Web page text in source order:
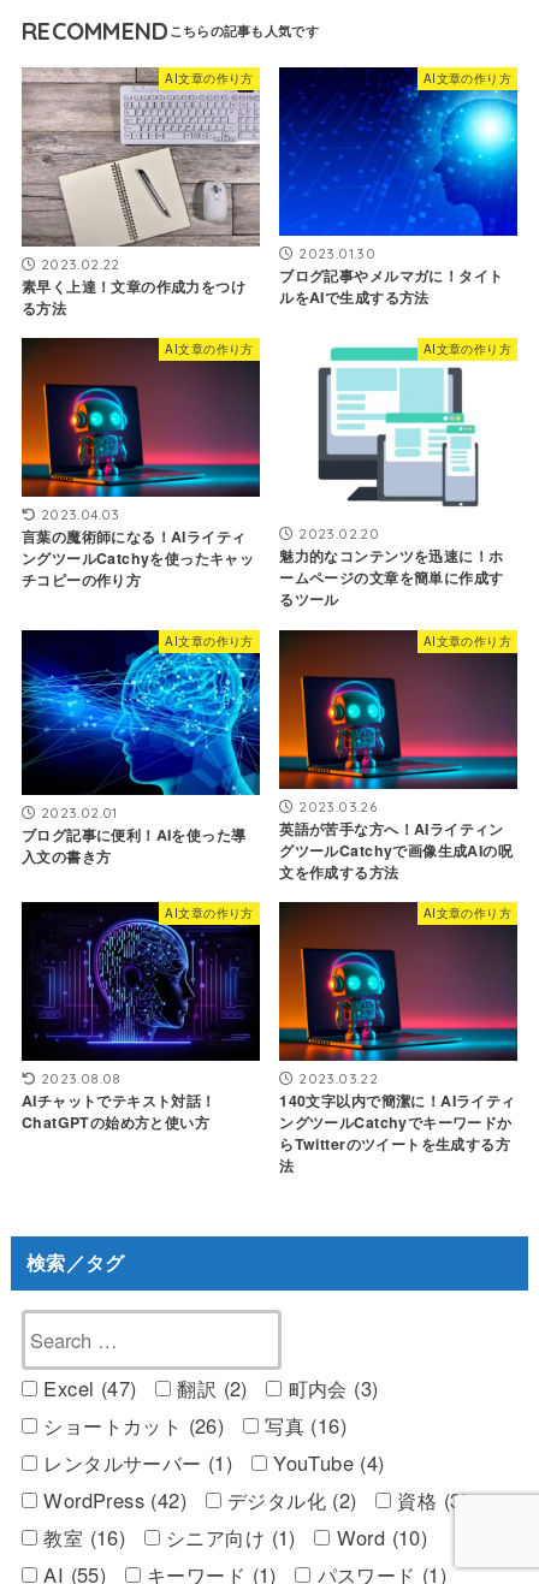
RECOMMEND
AI文章の作り方
2023.02.22
素早く上達！文章の作成力をつけ
る方法
AI文章の作り方
2023.01.30
ブログ記事やメルマガに！タイト
ルをAIで生成する方法
AI文章の作り方
2023.04.03
言葉の魔術師になる！AIライティ
ングツールCatchyを使ったキャッ
チコピーの作り方
AI文章の作り方
2023.02.20
魅力的なコンテンツを迅速に！ホ
ームページの文章を簡単に作成す
るツール
AI文章の作り方
2023.02.01
ブログ記事に便利！AIを使った導
入文の書き方
AI文章の作り方
2023.03.26
英語が苦手な方へ！AIライティン
グツールCatchyで画像生成AIの呪
文を作成する方法
AI文章の作り方
2023.08.08
AIチャットでテキスト対話！
ChatGPTの始め方と使い方
AI文章の作り方
2023.03.22
140文字以内で簡潔に！AIライティ
ングツールCatchyでキーワードか
らTwitterのツイートを生成する方
法
検索／タグ
Excel (47) 翻訳 (2)
町内会 (3)
ショートカット (26)
写真 (16)
レンタルサーバー (1)
YouTube (4)
WordPress (42)
デジタル化 (2)
資格 (3)
教室 (16)
シニア向け (1)
Word (10)
AI (55)
キーワード (1) パスワード (1)